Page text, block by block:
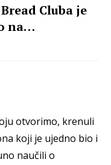
Cluba je
na
otvorimo, krenuli
koji je ujedno bio i
naučili o